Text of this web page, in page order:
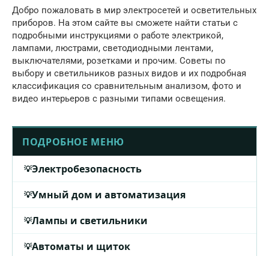
Добро пожаловать в мир электросетей и осветительных
приборов. На этом сайте вы сможете найти статьи с
подробными инструкциями о работе электрикой,
лампами, люстрами, светодиодными лентами,
выключателями, розетками и прочим. Советы по
выбору и светильников разных видов и их подробная
классификация со сравнительным анализом, фото и
видео интерьеров с разными типами освещения.
ПОДРОБНОЕ МЕНЮ
Электробезопасность
Умный дом и автоматизация
Лампы и светильники
Автоматы и щиток